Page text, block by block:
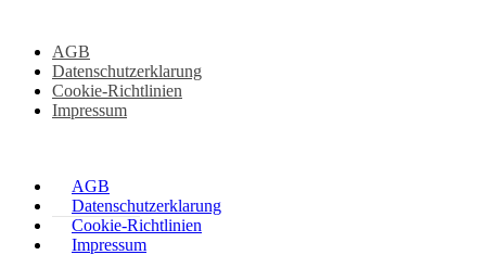
AGB
Datenschutzerklarung
Cookie-Richtlinien
Impressum
AGB
Datenschutzerklarung
Cookie-Richtlinien
Impressum